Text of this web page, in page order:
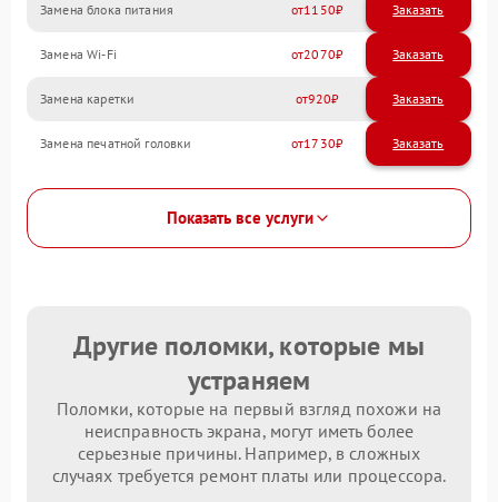
Замена блока питания 1150
Замена Wi-Fi 2070
Замена каретки 920
Замена печатной головки 1730
Показать все услуги
Другие поломки, которые мы
устраняем
Поломки, которые на первый взгляд похожи на
неисправность экрана, могут иметь более
серьезные причины. Например, в сложных
случаях требуется ремонт платы или процессора.